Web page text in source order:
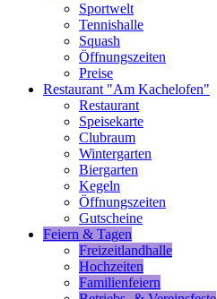
Sportwelt
Tennishalle
Squash
Öffnungszeiten
Preise
Restaurant "Am Kachelofen"
Restaurant
Speisekarte
Clubraum
Wintergarten
Biergarten
Kegeln
Öffnungszeiten
Gutscheine
Feiern & Tagen
Freizeitlandhalle
Hochzeiten
Familienfeiern